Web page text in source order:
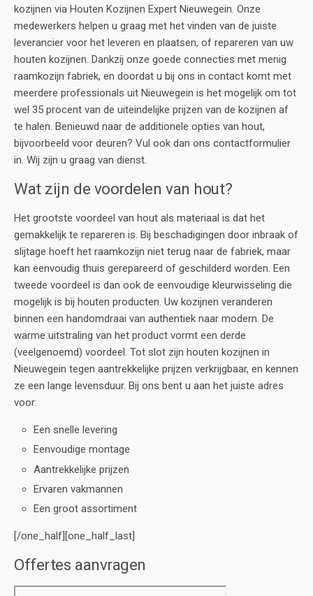
kozijnen via Houten Kozijnen Expert Nieuwegein. Onze
medewerkers helpen u graag met het vinden van de juiste
leverancier voor het leveren en plaatsen, of repareren van uw
houten kozijnen. Dankzij onze goede connecties met menig
raamkozijn fabriek, en doordat u bij ons in contact komt met
meerdere professionals uit Nieuwegein is het mogelijk om tot
wel 35 procent van de uiteindelijke prijzen van de kozijnen af
te halen. Benieuwd naar de additionele opties van hout,
bijvoorbeeld voor deuren? Vul ook dan ons contactformulier
in. Wij zijn u graag van dienst.
Wat zijn de voordelen van hout?
Het grootste voordeel van hout als materiaal is dat het
gemakkelijk te repareren is. Bij beschadigingen door inbraak of
slijtage hoeft het raamkozijn niet terug naar de fabriek, maar
kan eenvoudig thuis gerepareerd of geschilderd worden. Een
tweede voordeel is dan ook de eenvoudige kleurwisseling die
mogelijk is bij houten producten. Uw kozijnen veranderen
binnen een handomdraai van authentiek naar modern. De
warme uitstraling van het product vormt een derde
(veelgenoemd) voordeel. Tot slot zijn houten kozijnen in
Nieuwegein tegen aantrekkelijke prijzen verkrijgbaar, en kennen
ze een lange levensduur. Bij ons bent u aan het juiste adres
voor:
Een snelle levering
Eenvoudige montage
Aantrekkelijke prijzen
Ervaren vakmannen
Een groot assortiment
[/one_half][one_half_last]
Offertes aanvragen